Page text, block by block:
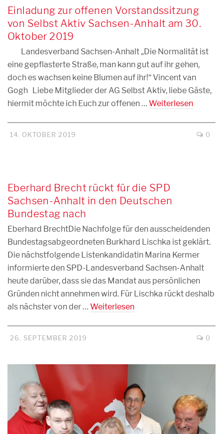
Einladung zur offenen Vorstandssitzung
von Selbst Aktiv Sachsen-Anhalt am 30.
Oktober 2019
Landesverband Sachsen-Anhalt „Die Normalität ist
eine gepflasterte Straße, man kann gut auf ihr gehen,
doch es wachsen keine Blumen auf ihr!“ Vincent van
Gogh Liebe Mitglieder der AG Selbst Aktiv, liebe Gäste,
hiermit möchte ich Euch zur offenen … Weiterlesen
14. OKTOBER 2019 0
Eberhard Brecht rückt für die SPD
Sachsen-Anhalt in den Deutschen
Bundestag nach
Eberhard BrechtDie Nachfolge für den ausscheidenden
Bundestagsabgeordneten Burkhard Lischka ist geklärt.
Die nächstfolgende Listenkandidatin Marina Kermer
informierte den SPD-Landesverband Sachsen-Anhalt
heute darüber, dass sie das Mandat aus persönlichen
Gründen nicht annehmen wird. Für Lischka rückt deshalb
als nächster von der … Weiterlesen
26. SEPTEMBER 2019 0